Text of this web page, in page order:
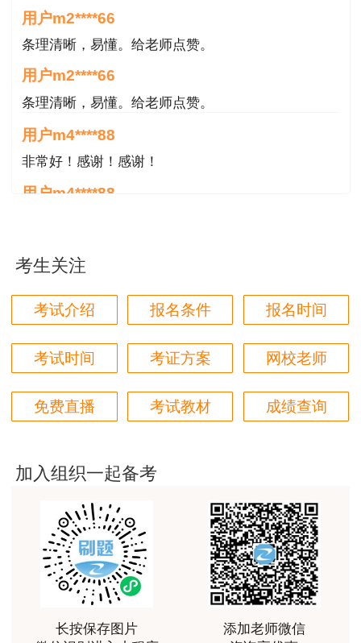
名证明事项告知承诺制试点工作实施方案》的通知
（人考中心函〔2019〕26号）和《关于取消自治
区建设执业注册师考试资格审查的通知》（新建注
〔2011〕01号）精神，本次考试考前不进行资格
审查，在办理注册业务时合并进行审查。
费，在报名平台按网络提示进行网上支付。缴费过
程中如遇问题可拨打支付供应商24小时咨询热线
（八）开具发票。乌鲁木齐市需要开具发票的
身份证和报名表到自治区人事考试中心核对缴费记
考人员，缴费成功后，在2025年11月20日前携带
会保障局人事考试中心登记申办。
用户m2****66
条理清晰，易懂。给老师点赞。
用户m2****66
条理清晰，易懂。给老师点赞。
用户m4****88
非常好！感谢！感谢！
用户m4****88
授课内容非常专业，还有人给答疑。
用户hq****jp
对知识点精准把握，内容深入浅出，理论和记忆口诀
相结合，备考更高效。
用户m1****18
利通过考试
用户da****ng
小强老师讲得很好！生动、有趣、易于理解，支持！
用户m3****65
朋友介绍来的，特意选择李娜老师的课程学习，讲解
的非常清晰，容易理解。
用户m4****88
考生关注
考试介绍 报名条件 报名时间
考试时间 考证方案 网校老师
免费直播 考试教材 成绩查询
加入组织一起备考
长按保存图片
添加老师微信